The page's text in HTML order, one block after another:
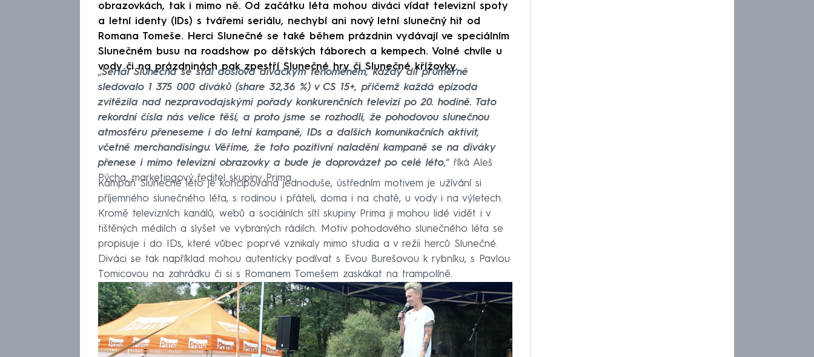
obrazovkách, tak i mimo ně. Od začátku léta mohou diváci vídat televizní spoty
a letní identy (IDs) s tvářemi seriálu, nechybí ani nový letní slunečný hit od
Romana Tomeše. Herci Slunečné se také během prázdnin vydávají ve speciálním
Slunečném busu na roadshow po dětských táborech a kempech. Volné chvíle u
vody či na prázdninách pak zpestří Slunečné hry či Slunečné křížovky.
„Seriál Slunečná se stal doslova diváckým fenoménem, každý díl průměrně
sledovalo 1 375 000 diváků (share 32,36 %) v CS 15+, přičemž každá epizoda
zvítězila nad nezpravodajskými pořady konkurenčních televizí po 20. hodině. Tato
rekordní čísla nás velice těší, a proto jsme se rozhodli, že pohodovou slunečnou
atmosféru přeneseme i do letní kampaně, IDs a dalších komunikačních aktivit,
včetně merchandisingu. Věříme, že toto pozitivní naladění kampaně se na diváky
přenese i mimo televizní obrazovky a bude je doprovázet po celé léto,“ říká Aleš
Pýcha, marketingový ředitel skupiny Prima.
Kampaň Slunečné léto je koncipována jednoduše, ústředním motivem je užívání si
příjemného slunečného léta, s rodinou i přáteli, doma i na chatě, u vody i na výletech.
Kromě televizních kanálů, webů a sociálních sítí skupiny Prima ji mohou lidé vidět i v
tištěných médiích a slyšet ve vybraných rádiích. Motiv pohodového slunečného léta se
propisuje i do IDs, které vůbec poprvé vznikaly mimo studia a v režii herců Slunečné.
Diváci se tak například mohou autenticky podívat s Evou Burešovou k rybníku, s Pavlou
Tomicovou na zahrádku či si s Romanem Tomešem zaskákat na trampolíně.